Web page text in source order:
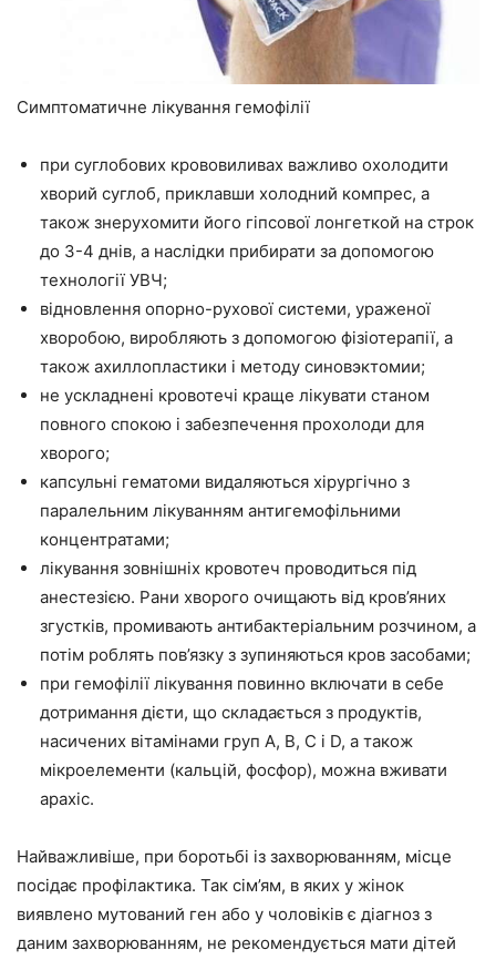
Симптоматичне лікування гемофілії
при суглобових крововиливах важливо охолодити
хворий суглоб, приклавши холодний компрес, а
також знерухомити його гіпсової лонгеткой на строк
до 3-4 днів, а наслідки прибирати за допомогою
технології УВЧ;
відновлення опорно-рухової системи, ураженої
хворобою, виробляють з допомогою фізіотерапії, а
також ахиллопластики і методу синовэктомии;
не ускладнені кровотечі краще лікувати станом
повного спокою і забезпечення прохолоди для
хворого;
капсульні гематоми видаляються хірургічно з
паралельним лікуванням антигемофільними
концентратами;
лікування зовнішніх кровотеч проводиться під
анестезією. Рани хворого очищають від кров’яних
згустків, промивають антибактеріальним розчином, а
потім роблять пов’язку з зупиняються кров засобами;
при гемофілії лікування повинно включати в себе
дотримання дієти, що складається з продуктів,
насичених вітамінами груп А, В, С і D, а також
мікроелементи (кальцій, фосфор), можна вживати
арахіс.
Найважливіше, при боротьбі із захворюванням, місце
посідає профілактика. Так сім’ям, в яких у жінок
виявлено мутований ген або у чоловіків є діагноз з
даним захворюванням, не рекомендується мати дітей